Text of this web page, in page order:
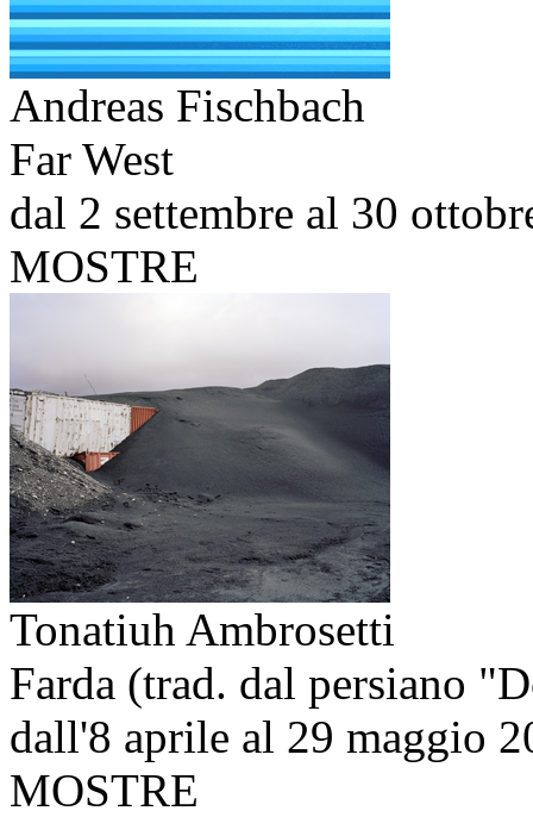
Andreas Fischbach
Far West
dal 2 settembre al 30
MOSTRE
Tonatiuh Ambrosetti
Farda (trad. dal persiano
dall'8 aprile al 29 maggio
MOSTRE